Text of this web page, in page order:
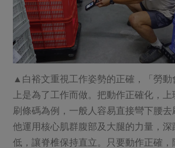
最新產品
優惠專區
素食專區
樂齡友善
養身食補
節慶大餐
典藏閱覽室
媒體報導
下載專區
地區活動
社務會議 地區活動
活動報下載
▲白裕文重視工作姿勢的正確，「勞動
上是為了工作而做。把動作正確化，
刷條碼為例，一般人容易直接彎下腰
他運用核心肌群腹部及大腿的力量，
低，讓脊椎保持直立。只要動作正確，